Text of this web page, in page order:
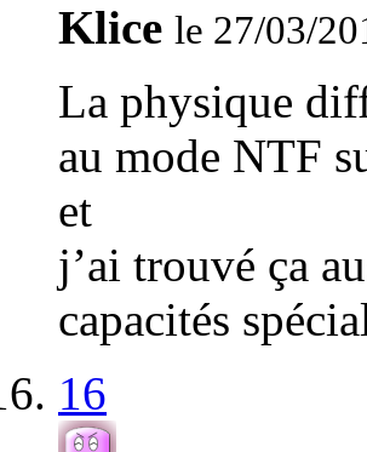
Klice le 27/03/
La physique
au mode NTF
et
j’ai trouvé ça
capacités
16